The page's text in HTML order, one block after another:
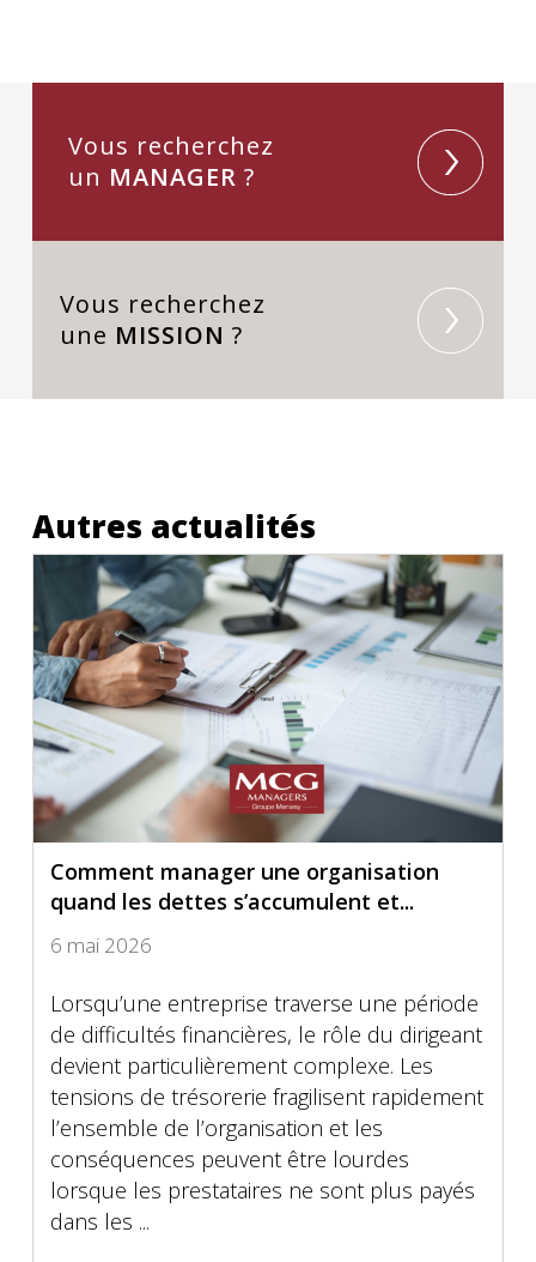
Vous recherchez
un MANAGER ?
Vous recherchez
une MISSION ?
Autres actualités
Comment manager une organisation
quand les dettes s’accumulent et...
6 mai 2026
Lorsqu’une entreprise traverse une période
de difficultés financières, le rôle du dirigeant
devient particulièrement complexe. Les
tensions de trésorerie fragilisent rapidement
l’ensemble de l’organisation et les
conséquences peuvent être lourdes
lorsque les prestataires ne sont plus payés
dans les ...